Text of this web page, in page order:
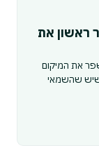
ראשון את
את המיקום
שהשמאי